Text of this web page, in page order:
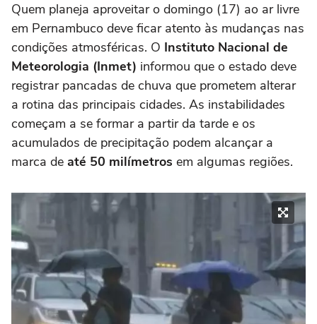
Quem planeja aproveitar o domingo (17) ao ar livre
em Pernambuco deve ficar atento às mudanças nas
condições atmosféricas. O Instituto Nacional de
Meteorologia (Inmet) informou que o estado deve
registrar pancadas de chuva que prometem alterar
a rotina das principais cidades. As instabilidades
começam a se formar a partir da tarde e os
acumulados de precipitação podem alcançar a
marca de até 50 milímetros em algumas regiões.